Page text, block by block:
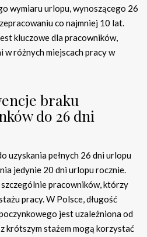
wymiaru urlopu, wynoszącego 26
co najmniej 10 lat.
kluczowe dla pracowników,
różnych miejscach pracy w
braku
do 26 dni
uzyskania pełnych 26 dni urlopu
jedynie 20 dni urlopu rocznie.
pracowników, którzy
pracy. W Polsce, długość
jest uzależniona od
krótszym stażem mogą korzystać